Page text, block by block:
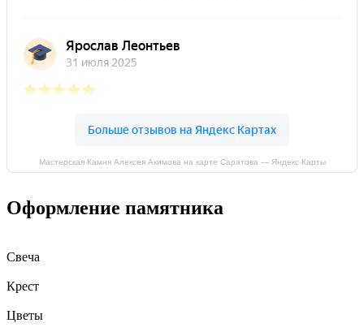
Мастерская Камня Алексея Акимова на карте Саратова — Яндекс Карты
Оформление памятника
Свеча
Крест
Цветы